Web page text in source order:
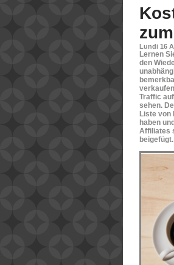
Lundi 16
Lernen
den
Traffic
sehen.
Liste von
haben
Affiliates
beigefügt.